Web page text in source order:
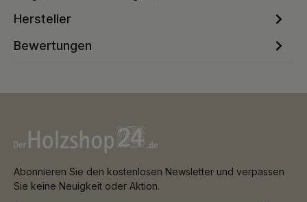
Hersteller
Bewertungen
Abonnieren Sie den kostenlosen Newsletter und verpassen
Sie keine Neuigkeit oder Aktion.